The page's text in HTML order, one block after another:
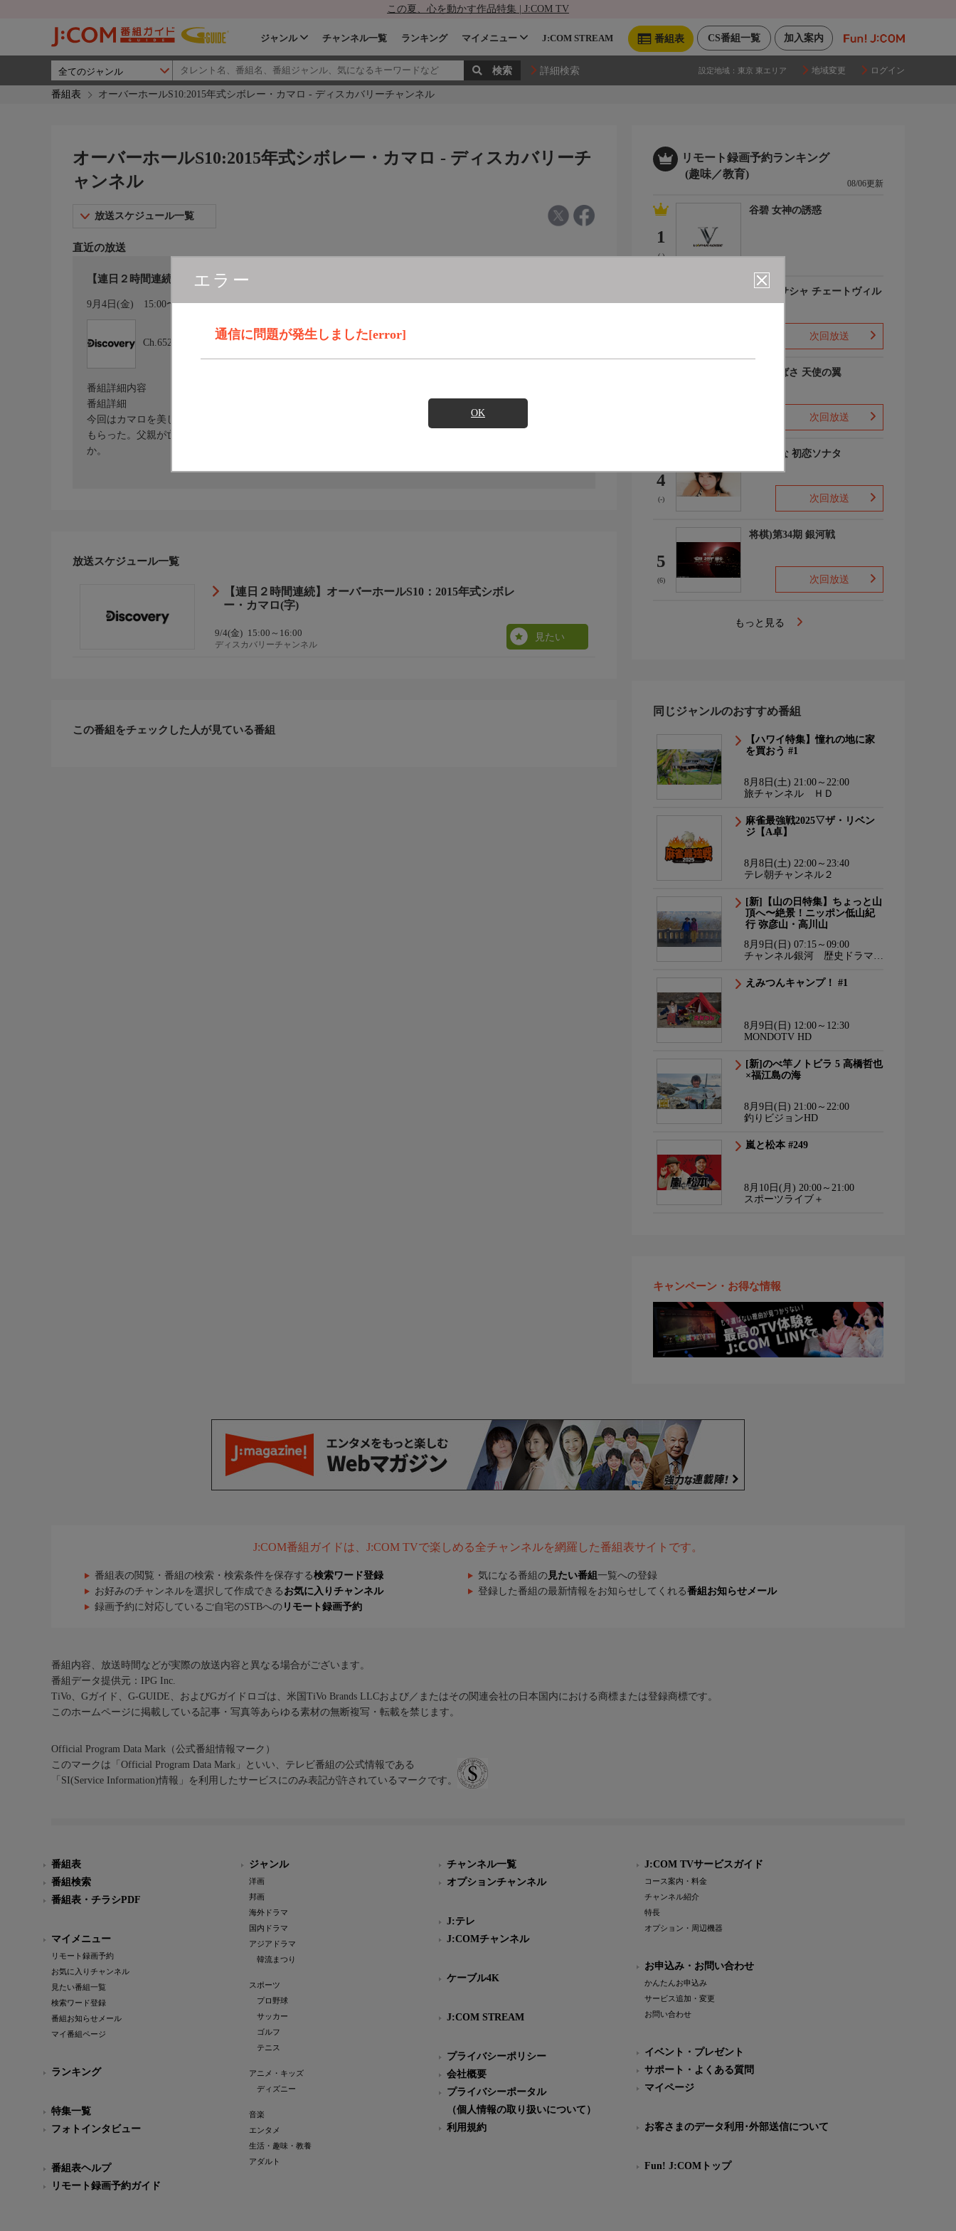
この夏、心を動かす作品特集 | J:COM TV
加入案内
CS番組一覧
番組表
ジャンル チャンネル一覧 ランキング マイメニュー J:COM STREAM
詳細検索 設定地域： 東京 東エリア 地域変更 ログイン
番組表 オーバーホールS10:2015年式シボレー・カマロ - ディスカバリーチャンネル
エラー
通信に問題が発生しました[error]
OK
オーバーホールS10:2015年式シボレー・カマロ - ディスカバリーチ
ャンネル
放送スケジュール一覧
直近の放送
【連日２時間連続】オーバーホールS10：2015年式シボレー・カマロ(字)
9月4日(金) 15:00〜16:00
Ch.652
ディスカバリーチャンネル
番組詳細内容
番組詳細
今回はカマロを美しくリストアする。持ち主の女性は、1969年式カマロでよく父親にドライブに連れて行って
もらった。父親が亡くなり、彼女は自分で2015年式カマロを購入。思い出深いカマロはどのような姿になるの
か。
放送スケジュール一覧
【連日２時間連続】オーバーホールS10：2015年式シボレ
ー・カマロ(字)
9/4(金) 15:00～16:00
ディスカバリーチャンネル
見たい
この番組をチェックした人が見ている番組
リモート録画予約ランキング
(趣味／教育)
08/06更新
1
(-)
谷碧 女神の誘惑
百合川サシャ チェートヴィル
次回放送
羽川つばさ 天使の翼
次回放送
4
(-)
秋田そな 初恋ソナタ
次回放送
5
(6)
将棋)第34期 銀河戦
次回放送
もっと見る
同じジャンルのおすすめ番組
【ハワイ特集】憧れの地に家
を買おう #1
8月8日(土) 21:00～22:00
旅チャンネル ＨＤ
麻雀最強戦2025▽ザ・リベン
ジ【A卓】
8月8日(土) 22:00～23:40
テレ朝チャンネル２
[新]【山の日特集】ちょっと山
頂へ〜絶景！ニッポン低山紀
行 弥彦山・高川山
8月9日(日) 07:15～09:00
チャンネル銀河 歴史ドラマ・
えみつんキャンプ！ #1
8月9日(日) 12:00～12:30
MONDOTV HD
[新]のべ竿ノトビラ 5 高橋哲也
×福江島の海
8月9日(日) 21:00～22:00
釣りビジョンHD
嵐と松本 #249
8月10日(月) 20:00～21:00
スポーツライブ＋
キャンペーン・お得な情報
J:COM番組ガイドは、J:COM TVで楽しめる全チャンネルを網羅した番組表サイトです。
番組表の閲覧・番組の検索・検索条件を保存する検索ワード登録 気になる番組の 見たい番組 一覧への登録
お好みのチャンネルを選択して作成できる お気に入りチャンネル 登録した番組の最新情報をお知らせしてくれる番組お知らせメール
録画予約に対応しているご自宅のSTBへの リモート録画予約
番組内容、放送時間などが実際の放送内容と異なる場合がございます。
番組データ提供元：IPG Inc.
TiVo、Gガイド、G-GUIDE、およびGガイドロゴは、米国TiVo Brands LLCおよび／またはその関連会社の日本国内における商標または登録商標です。
このホームページに掲載している記事・写真等あらゆる素材の無断複写・転載を禁じます。
Official Program Data Mark（公式番組情報マーク）
このマークは「Official Program Data Mark」といい、テレビ番組の公式情報である
「SI(Service Information)情報」を利用したサービスにのみ表記が許されているマークです。
番組表
番組検索
番組表・チラシPDF
マイメニュー
リモート録画予約
お気に入りチャンネル
見たい番組一覧
検索ワード登録
番組お知らせメール
マイ番組ページ
ランキング
特集一覧
フォトインタビュー
番組表ヘルプ
リモート録画予約ガイド
ジャンル
洋画
邦画
海外ドラマ
国内ドラマ
アジアドラマ
韓流まつり
スポーツ
プロ野球
サッカー
ゴルフ
テニス
アニメ・キッズ
ディズニー
音楽
エンタメ
生活・趣味・教養
アダルト
チャンネル一覧
オプションチャンネル
J:テレ
J:COMチャンネル
ケーブル4K
J:COM STREAM
プライバシーポリシー
会社概要
プライバシーポータル
（個人情報の取り扱いについて）
利用規約
J:COM TVサービスガイド
コース案内・料金
チャンネル紹介
特長
オプション・周辺機器
お申込み・お問い合わせ
かんたんお申込み
サービス追加・変更
お問い合わせ
イベント・プレゼント
サポート・よくある質問
マイページ
お客さまのデータ利用･外部送信について
Fun! J:COMトップ